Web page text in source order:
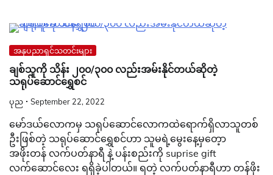
အနုပညာရှင်သတင်းများ
ချစ်သူကို သိန်း ၂၀၀/၃၀၀ လည်းအမ်းနိုင်တယ်ဆိုတဲ့
သရုပ်ဆောင်ရွှေစင်
ပုည September 22, 2022
မော်ဒယ်လောကမှ သရုပ်ဆောင်လောကထဲရောက်ရှိလာသူတစ်
ဦးဖြစ်တဲ့ သရုပ်ဆောင်ရွှေစင်ဟာ သူမရဲ့မွေးနေ့မှတေ့ာ
အဖိုးတန် လက်ပတ်နာရီ နဲ့ ပန်းစည်းကို suprise gift
လက်ဆောင်လေး ရရှိခဲ့ပါတယ်။ ရတဲ့ လက်ပတ်နာရီဟာ တန်ဖိုး